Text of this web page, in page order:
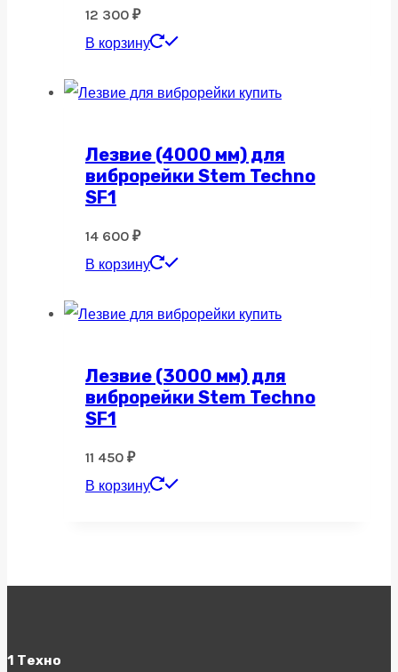
12 300 ₽
В корзину
Лезвие (4000 мм) для
виброрейки Stem Techno
SF1
14 600 ₽
В корзину
Лезвие (3000 мм) для
виброрейки Stem Techno
SF1
11 450 ₽
В корзину
1 Техно